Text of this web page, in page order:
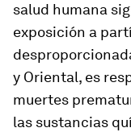
salud humana
exposición a
y Oriental, es
muertes
las sustancias